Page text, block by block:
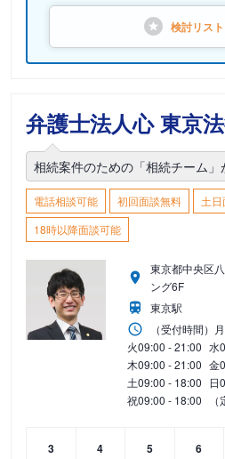
検討リス
弁護士法人心 東京
相続案件のための「相続チーム」
電話相談可能 初回面談無料
土
18時以降面談可能
東京都中央区
ング6F
東京駅
（受付時間） 月
火09:00 - 21:00 水
木09:00 - 21:00 金
土09:00 - 18:00 日
祝09:00 - 18:00
3 4 5 6